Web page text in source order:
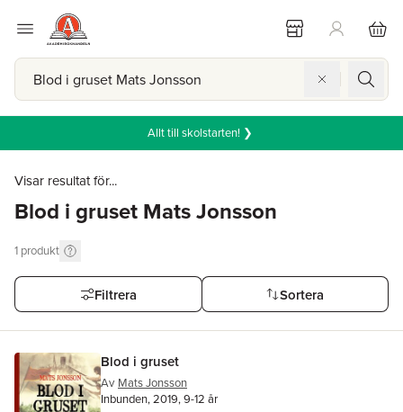
Allt till skolstarten! ❯
Visar resultat för...
Blod i gruset Mats Jonsson
1 produkt
Filtrera Sortera
Blod i gruset
Av Mats Jonsson
Inbunden, 2019, 9-12 år